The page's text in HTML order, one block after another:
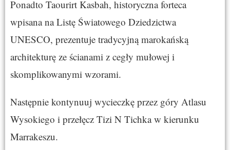
Ponadto Taourirt Kasbah, historyczna forteca
wpisana na Listę Światowego Dziedzictwa
UNESCO, prezentuje tradycyjną marokańską
architekturę ze ścianami z cegły mułowej i
skomplikowanymi wzorami.
Następnie kontynuuj wycieczkę przez góry Atlasu
Wysokiego i przełęcz Tizi N Tichka w kierunku
Marrakeszu.